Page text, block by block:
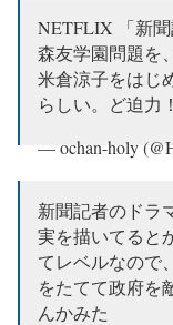
— artak
NETFLIX 「新聞
森友学園問題を
米倉涼子をはじ
らしい。ど迫力
— ochan-holy
新聞記者のドラ
実を描いてると
てレベルなので
をたてて政府を
んかみた